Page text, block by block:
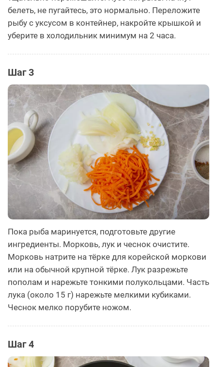
белеть, не пугайтесь, это нормально. Переложите
рыбу с уксусом в контейнер, накройте крышкой и
уберите в холодильник минимум на 2 часа.
Шаг 3
Пока рыба маринуется, подготовьте другие
ингредиенты. Морковь, лук и чеснок очистите.
Морковь натрите на тёрке для корейской моркови
или на обычной крупной тёрке. Лук разрежьте
пополам и нарежьте тонкими полукольцами. Часть
лука (около 15 г) нарежьте мелкими кубиками.
Чеснок мелко порубите ножом.
Шаг 4